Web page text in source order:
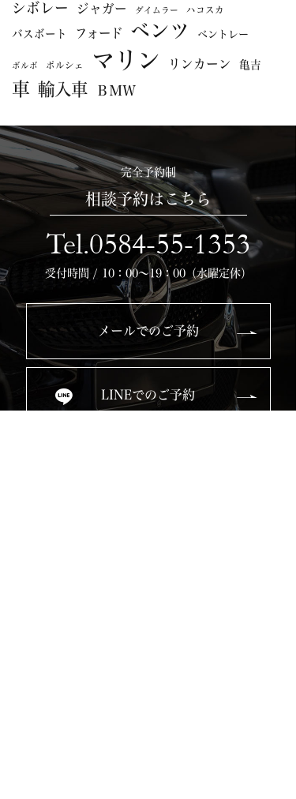
シボレー ジャガー ダイムラー ハコスカ
バスボート フォード ベンツ ベントレー
ボルボ ポルシェ マリン リンカーン 亀吉
車 輸入車 ＢＭＷ
完全予約制
相談予約はこちら
Tel.0584-55-1353
受付時間 / 10：00～19：00（水曜定休）
メールでのご予約
LINEでのご予約